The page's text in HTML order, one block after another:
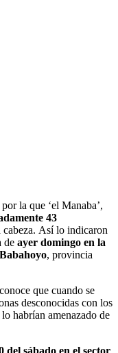
la que ‘el Manaba’,
43
cabeza. Así lo indicaron
de ayer domingo en la
, provincia
que cuando se
desconocidas con los
habrían amenazado de
sábado en el sector